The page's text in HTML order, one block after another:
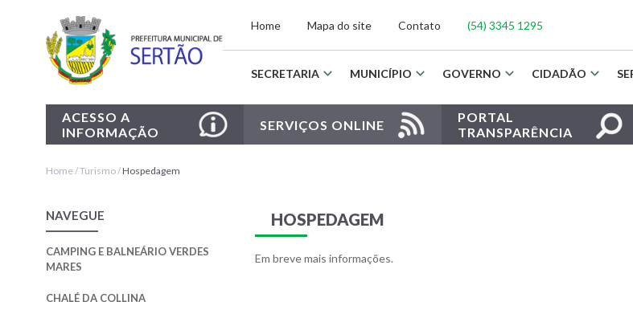
Pousada
Home Mapa do site Contato (54) 3345 1295
SECRETARIA MUNICÍPIO GOVERNO CIDADÃO
ACESSO A
INFORMAÇÃO
SERVIÇOS ONLINE
PORTAL
TRANSPARÊNCIA
Home/Turismo/Hospedagem
NAVEGUE
CAMPING E BALNEÁRIO VERDES
MARES
CHALÉ DA COLLINA
HOSPEDAGEM
Em breve mais informações.